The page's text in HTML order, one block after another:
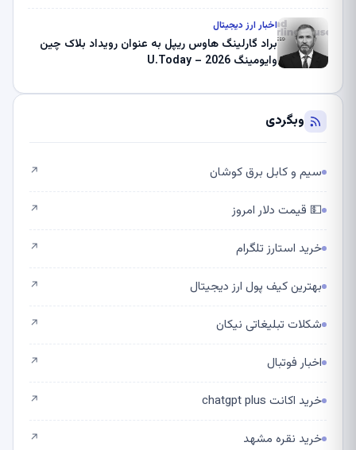
اخبار ارز دیجیتال
براد گارلینگ هاوس ریپل به عنوان رویداد بلاک چین
وایومینگ 2026 – U.Today
وبگردی
سیم و کابل برق کوشان ↗
💵 قیمت دلار امروز ↗
خرید استارز تلگرام ↗
بهترین کیف پول ارز دیجیتال ↗
شکلات تبلیغاتی نیکان ↗
اخبار فوتبال ↗
خرید اکانت chatgpt plus ↗
خرید نقره مشهد ↗